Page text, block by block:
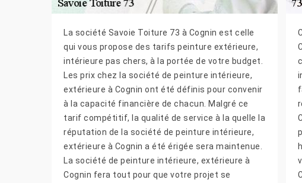
La société Savoie Toiture 73 à Cognin est celle
qui vous propose des tarifs peinture extérieure,
intérieure pas chers, à la portée de votre budget.
Les prix chez la société de peinture intérieure,
extérieure à Cognin ont été définis pour convenir
à la capacité financière de chacun. Malgré ce
tarif compétitif, la qualité de service à la quelle la
réputation de la société de peinture intérieure,
extérieure à Cognin a été érigée sera maintenue.
La société de peinture intérieure, extérieure à
Cognin fera tout pour que votre projet se